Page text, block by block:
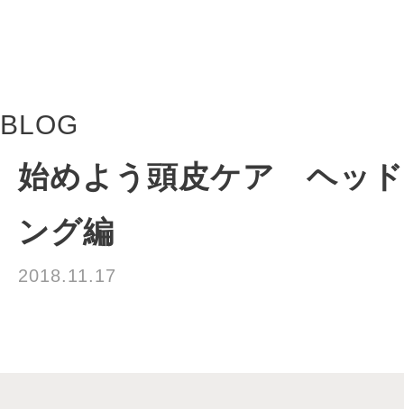
BLOG
始めよう頭皮ケア ヘッ
ング編
2018.11.17